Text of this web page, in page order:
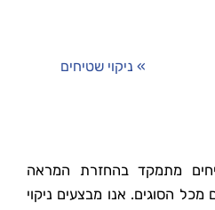
» ניקוי שטיחים
מתמקד בהחזרת המראה
הסוגים. אנו מבצעים ניקוי